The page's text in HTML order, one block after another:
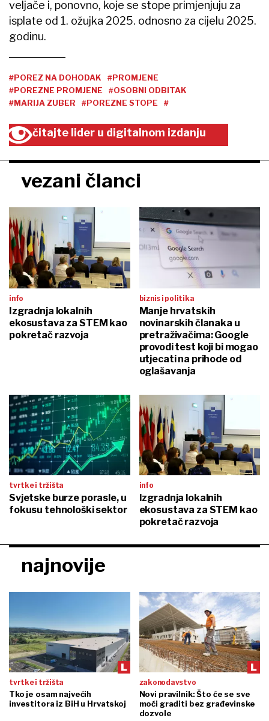
veljače i, ponovno, koje se stope primjenjuju za
isplate od 1. ožujka 2025. odnosno za cijelu 2025.
godinu.
#POREZ NA DOHODAK
#PROMJENE
#POREZNE PROMJENE
#OSOBNI ODBITAK
#MARIJA ZUBER
#POREZNE STOPE #
čitajte lider u digitalnom izdanju
vezani članci
info
Izgradnja lokalnih
ekosustava za STEM kao
pokretač razvoja
biznis i politika
Manje hrvatskih
novinarskih članaka u
pretraživačima: Google
provodi test koji bi mogao
utjecati na prihode od
oglašavanja
tvrtke i tržišta
Svjetske burze porasle, u
fokusu tehnološki sektor
info
Izgradnja lokalnih
ekosustava za STEM kao
pokretač razvoja
najnovije
tvrtke i tržišta
Tko je osam najvećih
investitora iz BiH u Hrvatskoj
zakonodavstvo
Novi pravilnik: Što će se sve
moći graditi bez građevinske
dozvole